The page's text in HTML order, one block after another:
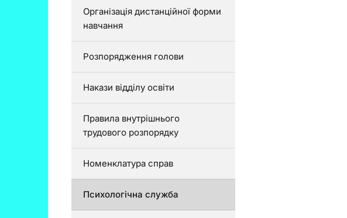
Організація дистанційної форми
навчання
Розпорядження голови
Накази відділу освіти
Правила внутрішнього
трудового розпорядку
Номенклатура справ
Психологічна служба